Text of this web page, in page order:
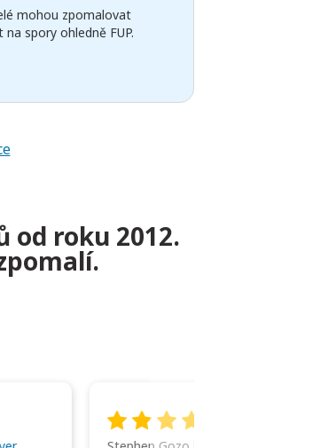
mohou zpomalovat
spory ohledně FUP.
od roku 2012.